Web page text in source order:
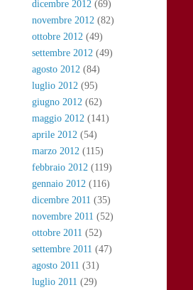
dicembre 2012 (69)
novembre 2012 (82)
ottobre 2012 (49)
settembre 2012 (49)
agosto 2012 (84)
luglio 2012 (95)
giugno 2012 (62)
maggio 2012 (141)
aprile 2012 (54)
marzo 2012 (115)
febbraio 2012 (119)
gennaio 2012 (116)
dicembre 2011 (35)
novembre 2011 (52)
ottobre 2011 (52)
settembre 2011 (47)
agosto 2011 (31)
luglio 2011 (29)